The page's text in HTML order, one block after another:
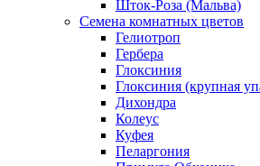
Шток-Роза (Мальва)
Семена комнатных цветов
Гелиотроп
Гербера
Глоксиния
Глоксиния (крупная
Дихондра
Колеус
Куфея
Пеларгония